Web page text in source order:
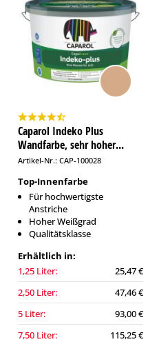
Caparol Indeko Plus
Wandfarbe, sehr hoher...
Artikel-Nr.: CAP-100028
Top-Innenfarbe
Für hochwertigste
Anstriche
Hoher Weißgrad
Qualitätsklasse
Erhältlich in:
1,25 Liter:
25,47 €
2,50 Liter:
47,46 €
5 Liter:
93,00 €
7,50 Liter:
115,25 €